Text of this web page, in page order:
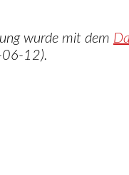
wurde mit dem
06-12).